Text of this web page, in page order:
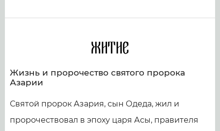
Житие
Жизнь и пророчество святого пророка
Азарии
Святой пророк Азария, сын Одеда, жил и
пророчествовал в эпоху царя Асы, правителя